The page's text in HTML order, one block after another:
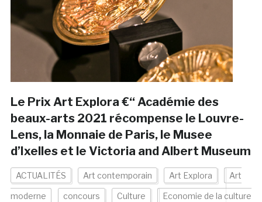
Le Prix Art Explora €“ Académie des
beaux-arts 2021 récompense le Louvre-
Lens, la Monnaie de Paris, le Musee
d’Ixelles et le Victoria and Albert Museum
ACTUALITÉS Art contemporain Art Explora Art
moderne concours Culture Economie de la culture